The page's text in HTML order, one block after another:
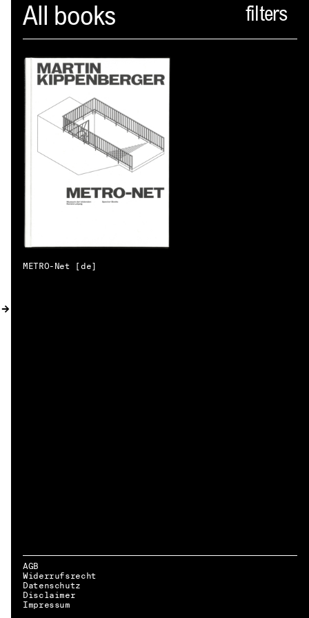
Spector
PROFIL
AKTUELLES
INDEX
WARENKORB (
VERLAGSVORSCHAU
DISTRIBUTION
KONTAKT
DE → EN
All books
METRO-Net [de]
AGB
Widerrufsrecht
Datenschutz
Disclaimer
Impressum